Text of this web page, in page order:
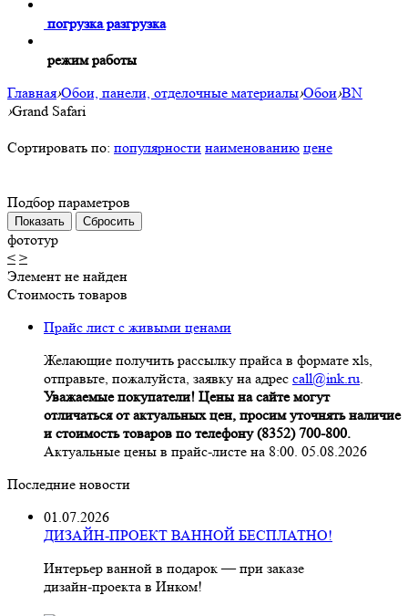
погрузка разгрузка
режим работы
Главная›Обои, панели, отделочные материалы›Обои›BN
›Grand Safari
Сортировать по: популярности наименованию цене
Подбор параметров
фототур
< >
Элемент не найден
Стоимость товаров
Прайс лист с живыми ценами
Желающие получить рассылку прайса в формате xls,
отправьте, пожалуйста, заявку на адрес call@ink.ru.
Уважаемые покупатели! Цены на сайте могут
отличаться от актуальных цен, просим уточнять наличие
и стоимость товаров по телефону (8352) 700-800.
Актуальные цены в прайс-листе на 8:00. 05.08.2026
Последние новости
01.07.2026
ДИЗАЙН-ПРОЕКТ ВАННОЙ БЕСПЛАТНО!
Интерьер ванной в подарок — при заказе
дизайн‑проекта в Инком!